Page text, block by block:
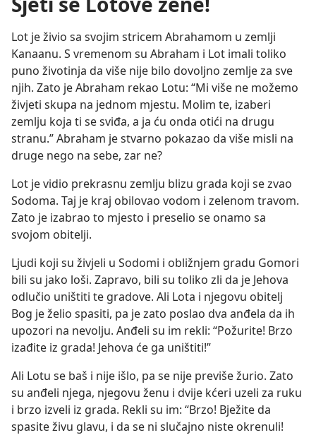
Lot je živio sa svojim stricem Abrahamom u zemlji
Kanaanu. S vremenom su Abraham i Lot imali toliko
puno životinja da više nije bilo dovoljno zemlje za sve
njih. Zato je Abraham rekao Lotu: “Mi više ne možemo
živjeti skupa na jednom mjestu. Molim te, izaberi
zemlju koja ti se sviđa, a ja ću onda otići na drugu
stranu.” Abraham je stvarno pokazao da više misli na
druge nego na sebe, zar ne?
Lot je vidio prekrasnu zemlju blizu grada koji se zvao
Sodoma. Taj je kraj obilovao vodom i zelenom travom.
Zato je izabrao to mjesto i preselio se onamo sa
svojom obitelji.
Ljudi koji su živjeli u Sodomi i obližnjem gradu Gomori
bili su jako loši. Zapravo, bili su toliko zli da je Jehova
odlučio uništiti te gradove. Ali Lota i njegovu obitelj
Bog je želio spasiti, pa je zato poslao dva anđela da ih
upozori na nevolju. Anđeli su im rekli: “Požurite! Brzo
izađite iz grada! Jehova će ga uništiti!”
Ali Lotu se baš i nije išlo, pa se nije previše žurio. Zato
su anđeli njega, njegovu ženu i dvije kćeri uzeli za ruku
i brzo izveli iz grada. Rekli su im: “Brzo! Bježite da
spasite živu glavu, i da se ni slučajno niste okrenuli!